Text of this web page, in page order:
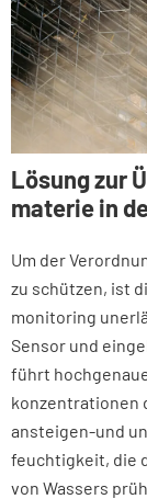
Lösung zur
materie in
Um der
zu schützen, ist
monitoring
Sensor und
führt
konzentrationen
ansteigen-und
feuchtigkeit, die
von Wassers